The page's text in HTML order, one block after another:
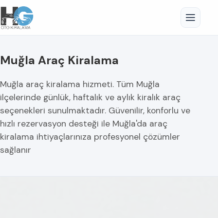
Muğla Araç Kiralama
Muğla araç kiralama hizmeti. Tüm Muğla
ilçelerinde günlük, haftalık ve aylık kiralık araç
seçenekleri sunulmaktadır. Güvenilir, konforlu ve
hızlı rezervasyon desteği ile Muğla'da araç
kiralama ihtiyaçlarınıza profesyonel çözümler
sağlanır